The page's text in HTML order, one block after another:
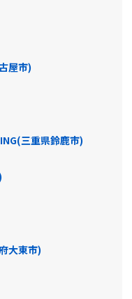
屋市)
三重県鈴鹿市)
大東市)